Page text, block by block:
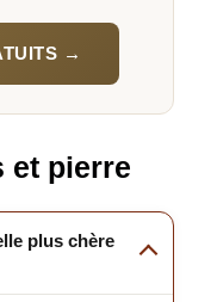
→
et pierre
plus chère